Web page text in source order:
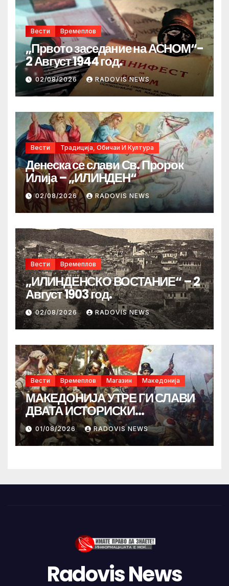
Вести Времеплов
„Првото заседание на АСНОМ“-
2 Август 1944 год.
02/08/2026 RADOVIS NEWS
Вести Традиција, Обичаи И Култура
Денеска се слави Св. Пророк
Илија – „ИЛИНДЕН“
02/08/2026 RADOVIS NEWS
Вести Времеплов
„ИЛИНДЕНСКО ВОСТАНИЕ“ – 2
Август 1903 год.
02/08/2026 RADOVIS NEWS
Вести Времеплов Магазин Македонија
МАКЕДОНИЈА УТРЕ ГИ СЛАВИ
ДВАТА ИСТОРИСКИ
ИЛИНДЕНА!
01/08/2026 RADOVIS NEWS
Radovis News